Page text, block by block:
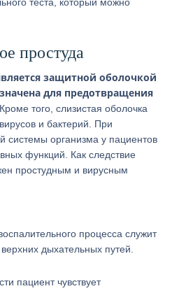
простуда
защитной оболочкой
для предотвращения
. Кроме того, слизистая оболочка
и бактерий. При
организма у пациентов
функций. Как следствие
простудным и вирусным
процесса служит
дыхательных путей.
пациент чувствует